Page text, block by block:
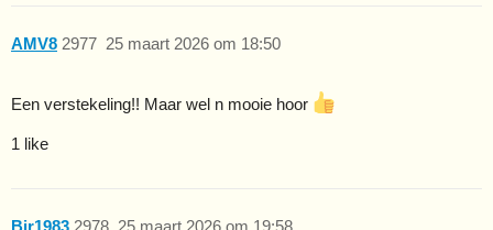
AMV8 25 maart 2026 om 18:50
2977
Een verstekeling!! Maar wel n mooie hoor
1 like
Bjr1983 25 maart 2026 om 19:58
2978